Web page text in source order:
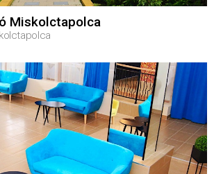
Miskolctapolca